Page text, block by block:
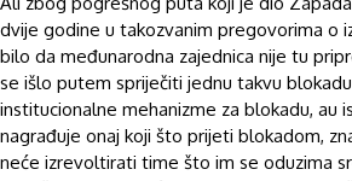
dvije godine u takozvanim pregovorima o
bilo da međunarodna zajednica nije tu
se išlo putem spriječiti jednu takvu
institucionalne mehanizme za blokadu, au
nagrađuje onaj koji što prijeti blokadom,
neće izrevoltirati time što im se oduzima